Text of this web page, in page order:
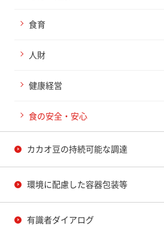
食育
人財
健康経営
食の安全・安心
カカオ豆の持続可能な調達
環境に配慮した容器包装等
有識者ダイアログ